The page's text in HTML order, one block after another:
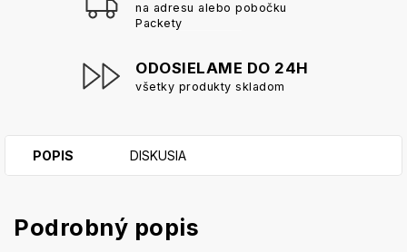
na adresu alebo pobočku
Packety
ODOSIELAME DO 24H
všetky produkty skladom
POPIS DISKUSIA
Podrobný popis